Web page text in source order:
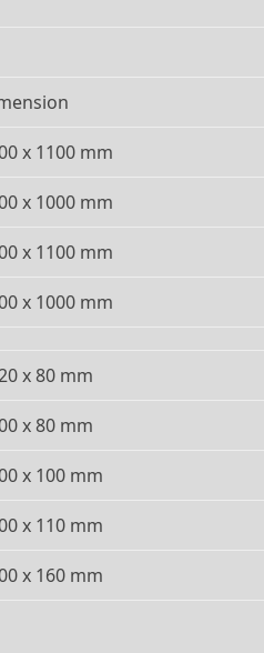
x 1100 mm
x 1000 mm
x 1100 mm
x 1000 mm
x 80 mm
x 80 mm
x 100 mm
x 110 mm
x 160 mm